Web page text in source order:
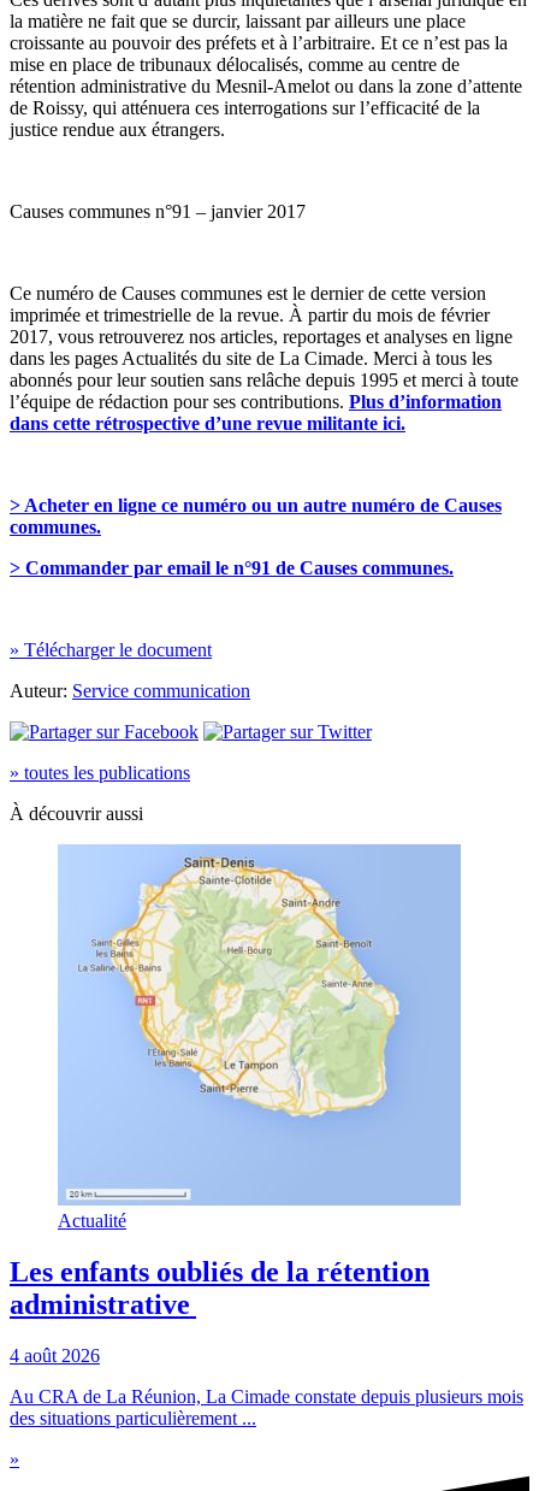
la matière ne fait que se durcir, laissant par ailleurs une place
croissante au pouvoir des préfets et à l’arbitraire. Et ce n’est pas la
mise en place de tribunaux délocalisés, comme au centre de
rétention administrative du Mesnil-Amelot ou dans la zone d’attente
de Roissy, qui atténuera ces interrogations sur l’efficacité de la
justice rendue aux étrangers.
Causes communes n°91 – janvier 2017
Ce numéro de Causes communes est le dernier de cette version
imprimée et trimestrielle de la revue. À partir du mois de février
2017, vous retrouverez nos articles, reportages et analyses en ligne
dans les pages Actualités du site de La Cimade. Merci à tous les
abonnés pour leur soutien sans relâche depuis 1995 et merci à toute
l’équipe de rédaction pour ses contributions. Plus d’information
dans cette rétrospective d’une revue militante ici.
> Acheter en ligne ce numéro ou un autre numéro de Causes
communes.
> Commander par email le n°91 de Causes communes.
» Télécharger le document
Auteur: Service communication
» toutes les publications
À découvrir aussi
Actualité
Les enfants oubliés de la rétention
administrative
4 août 2026
Au CRA de La Réunion, La Cimade constate depuis plusieurs mois
des situations particulièrement ...
»